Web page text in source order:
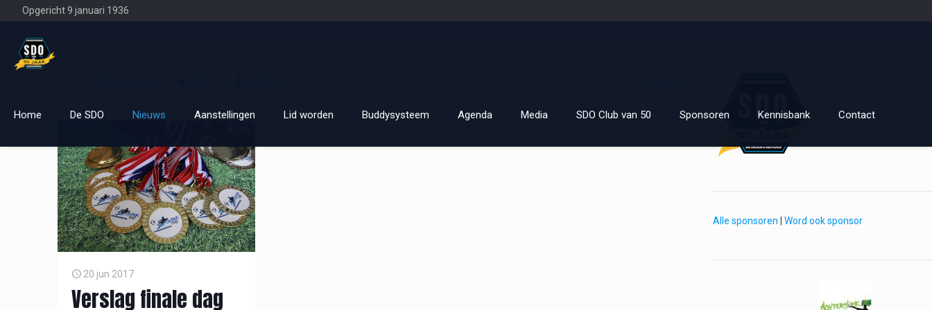
Opgericht 9 januari 1936
Home De SDO Nieuws Aanstellingen Lid worden Buddysysteem Agenda Media SDO Club van 50 Sponsoren Kennisbank Contact
20 jun 2017
Verslag finale dag
Alle sponsoren Word ook sponsor